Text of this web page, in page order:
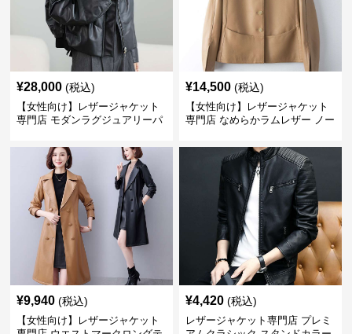
¥28,000 (税込)
【女性向け】レザージャケット
専門店 モダンラグジュアリーパ
¥14,500 (税込)
【女性向け】レザージャケット
専門店 なめらかラムレザー ノー
¥9,940 (税込)
【女性向け】レザージャケット
¥4,420 (税込)
レザージャケット専門店 プレミ